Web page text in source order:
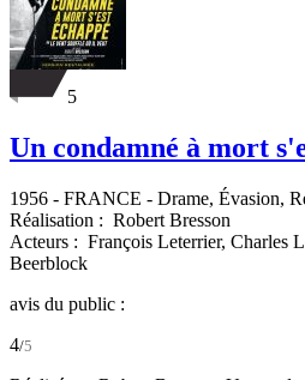
5
Un condamné à mort
1956 - FRANCE - Drame, Évasion,
Réalisation : Robert Bresson
Acteurs : François Leterrier, Charles
Beerblock
avis du public :
4/5